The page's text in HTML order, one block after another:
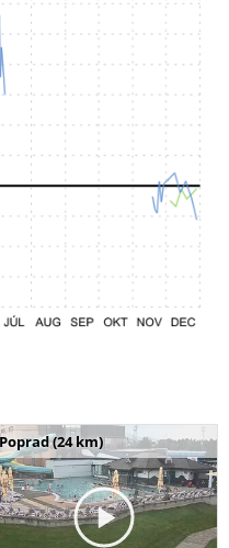
Poprad (24 km)